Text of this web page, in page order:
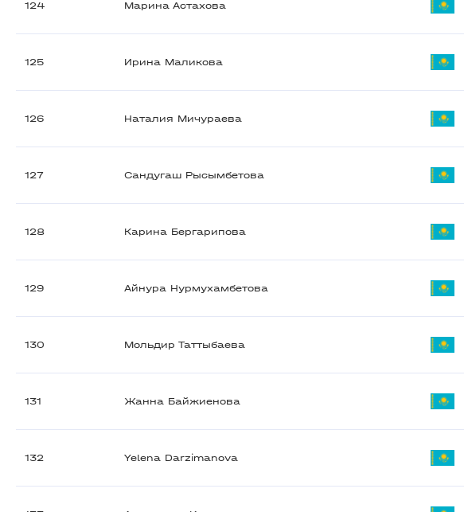
124 Марина Астахова
125 Ирина Маликова
126 Наталия Мичураева
127 Сандугаш Рысымбетова
128 Карина Бергарипова
129 Айнура Нурмухамбетова
130 Мольдир Таттыбаева
131 Жанна Байжиенова
132 Yelena Darzimanova